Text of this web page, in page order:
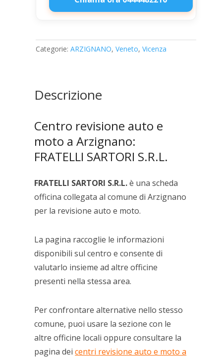
FRATELLI
S.R.L.
quantità
Categorie: ARZIGNANO, Veneto, Vicenza
Descrizione
Centro revisione auto e
moto a Arzignano:
FRATELLI SARTORI S.R.L.
FRATELLI SARTORI S.R.L.è una scheda
officina collegata al comune di Arzignano
per la revisione auto e moto.
La pagina raccoglie le informazioni
disponibili sul centro e consente di
valutarlo insieme ad altre officine
presenti nella stessa area.
Per confrontare alternative nello stesso
comune, puoi usare la sezione con le
altre officine locali oppure consultare la
pagina deicentri revisione auto e moto a